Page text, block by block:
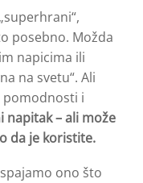
posebno. Možda
napicima ili
na svetu“. Ali
pomodnosti i
napitak– ali može
da je koristite.
ono što